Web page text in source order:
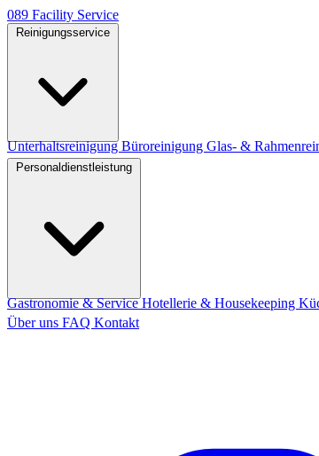
089 Facility Service
UnterhaltsreinigungBüroreinigung Glas- &
Gastronomie & ServiceHotellerie & Housekeeping
Über uns FAQ Kontakt